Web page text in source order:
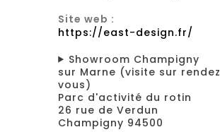
Site web :
https://east-design.fr/
Showroom Champigny
sur Marne (visite sur rendez
vous)
Parc d'activité du rotin
26 rue de Verdun
Champigny 94500